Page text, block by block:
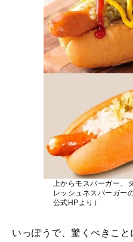
上からモスバーガー、
レッシュネスバーガー
公式HPより）
いっぽうで、驚くべきこと